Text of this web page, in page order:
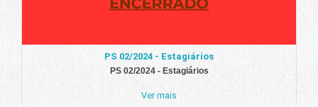
PS 02/2024 - Estagiários
PS 02/2024 - Estagiários
Ver mais